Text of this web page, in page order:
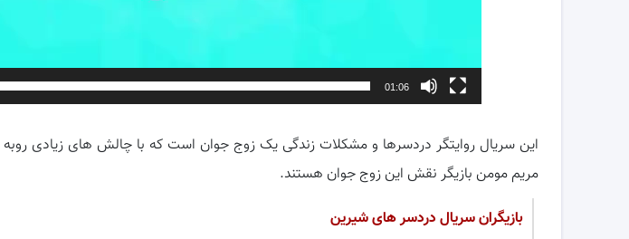
01:06
این سریال روایتگر دردسرها و مشکلات زندگی یک زوج جوان است که با چالش های زیادی روبه
مریم مومن بازیگر نقش این زوج جوان هستند.
بازیگران سریال دردسر های شیرین